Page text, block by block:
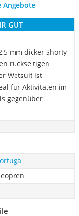
Angebote
GUT
mm dicker Shorty
rückseitigen
Wetsuit ist
für Aktivitäten im
gegenüber